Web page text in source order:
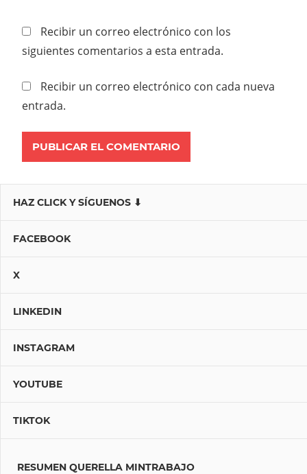
Recibir un correo electrónico con los
siguientes comentarios a esta entrada.
Recibir un correo electrónico con cada nueva
entrada.
HAZ CLICK Y SÍGUENOS ⬇
FACEBOOK
X
LINKEDIN
INSTAGRAM
YOUTUBE
TIKTOK
RESUMEN QUERELLA MINTRABAJO